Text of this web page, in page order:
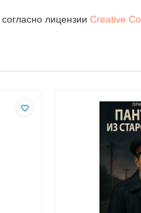
согласно лицензии Creative